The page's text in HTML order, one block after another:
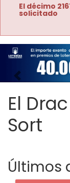
El décimo
solicitado
Imagen
El
Sort
Últimos